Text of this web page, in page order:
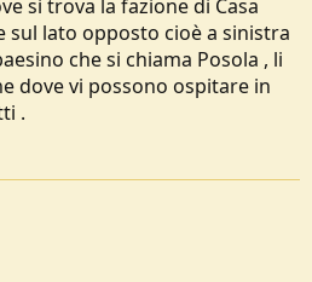
si trova la fazione di Casa
sul lato opposto cioè a sinistra
che si chiama Posola , li
dove vi possono ospitare in
.